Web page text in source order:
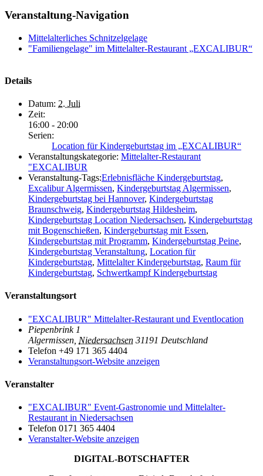
Veranstaltung-Navigation
Mittelalterliches Schnitzelgelage
"Familiengelage" im Mittelalter-Restaurant „EXCALIBUR“
Details
Datum: 2. Juli
Zeit:
16:00 - 20:00
Serien:
Location für Kindergeburtstag im „EXCALIBUR“
Veranstaltungskategorie: Mittelalter-Restaurant
"EXCALIBUR
Veranstaltung-Tags:Erlebnisfläche Kindergeburtstag,
Excalibur Algermissen, Kindergeburtstag Algermissen,
Kindergeburtstag bei Hannover, Kindergeburtstag
Braunschweig, Kindergeburtstag Hildesheim,
Kindergeburtstag Location Niedersachsen, Kindergeburtstag
mit Bogenschießen, Kindergeburtstag mit Essen,
Kindergeburtstag mit Programm, Kindergeburtstag Peine,
Kindergeburtstag Veranstaltung, Location für
Kindergeburtstag, Mittelalter Kindergeburtstag, Raum für
Kindergeburtstag, Schwertkampf Kindergeburtstag
Veranstaltungsort
"EXCALIBUR" Mittelalter-Restaurant und Eventlocation
Piepenbrink 1
Algermissen Niedersachsen 31191 Deutschland
Telefon +49 171 365 4404
Veranstaltungsort-Website anzeigen
Veranstalter
"EXCALIBUR" Event-Gastronomie und Mittelalter-
Restaurant in Niedersachsen
Telefon 0171 365 4404
Veranstalter-Website anzeigen
DIGITAL-BOTSCHAFTER